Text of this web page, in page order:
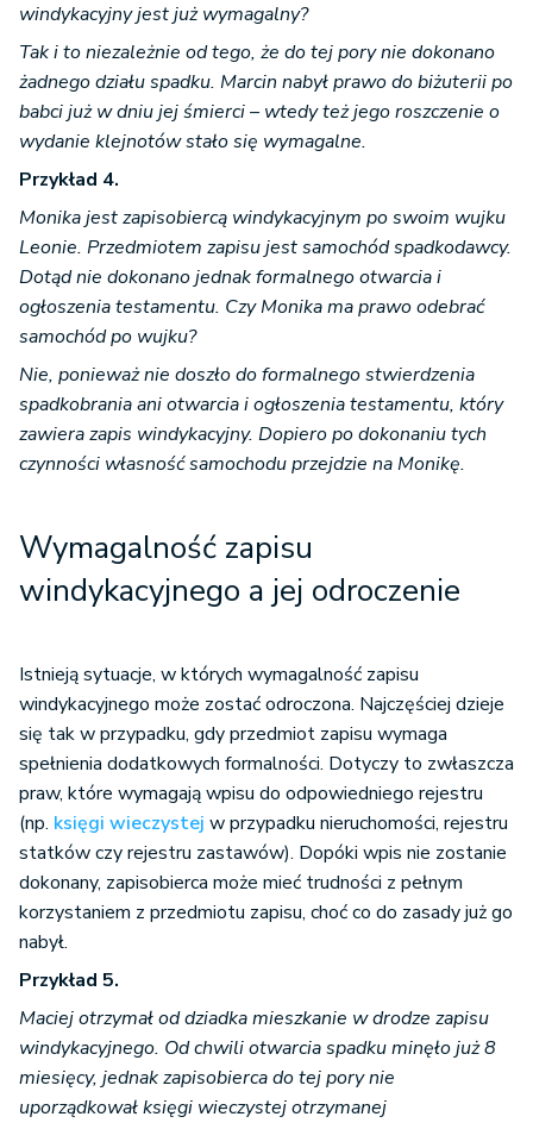
windykacyjny jest już wymagalny?
Tak i to niezależnie od tego, że do tej pory nie dokonano
żadnego działu spadku. Marcin nabył prawo do biżuterii po
babci już w dniu jej śmierci – wtedy też jego roszczenie o
wydanie klejnotów stało się wymagalne.
Przykład 4.
Monika jest zapisobiercą windykacyjnym po swoim wujku
Leonie. Przedmiotem zapisu jest samochód spadkodawcy.
Dotąd nie dokonano jednak formalnego otwarcia i
ogłoszenia testamentu. Czy Monika ma prawo odebrać
samochód po wujku?
Nie, ponieważ nie doszło do formalnego stwierdzenia
spadkobrania ani otwarcia i ogłoszenia testamentu, który
zawiera zapis windykacyjny. Dopiero po dokonaniu tych
czynności własność samochodu przejdzie na Monikę.
Wymagalność zapisu
windykacyjnego a jej odroczenie
Istnieją sytuacje, w których wymagalność zapisu
windykacyjnego może zostać odroczona. Najczęściej dzieje
się tak w przypadku, gdy przedmiot zapisu wymaga
spełnienia dodatkowych formalności. Dotyczy to zwłaszcza
praw, które wymagają wpisu do odpowiedniego rejestru
(np. księgi wieczystej w przypadku nieruchomości, rejestru
statków czy rejestru zastawów). Dopóki wpis nie zostanie
dokonany, zapisobierca może mieć trudności z pełnym
korzystaniem z przedmiotu zapisu, choć co do zasady już go
nabył.
Przykład 5.
Maciej otrzymał od dziadka mieszkanie w drodze zapisu
windykacyjnego. Od chwili otwarcia spadku minęło już 8
miesięcy, jednak zapisobierca do tej pory nie
uporządkował księgi wieczystej otrzymanej